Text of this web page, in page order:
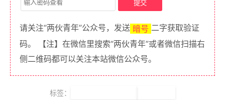
请关注“两伙青年”公众号，发送 暗号 二字获取验证
码。 【注】在微信里搜索“两伙青年”或者微信扫描右
侧二维码都可以关注本站微信公众号。
标签：